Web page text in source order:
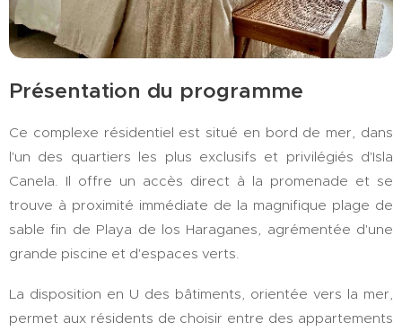
Présentation du programme
Ce complexe résidentiel est situé en bord de mer, dans
l'un des quartiers les plus exclusifs et privilégiés d'Isla
Canela. Il offre un accès direct à la promenade et se
trouve à proximité immédiate de la magnifique plage de
sable fin de Playa de los Haraganes, agrémentée d'une
grande piscine et d'espaces verts.
La disposition en U des bâtiments, orientée vers la mer,
permet aux résidents de choisir entre des appartements